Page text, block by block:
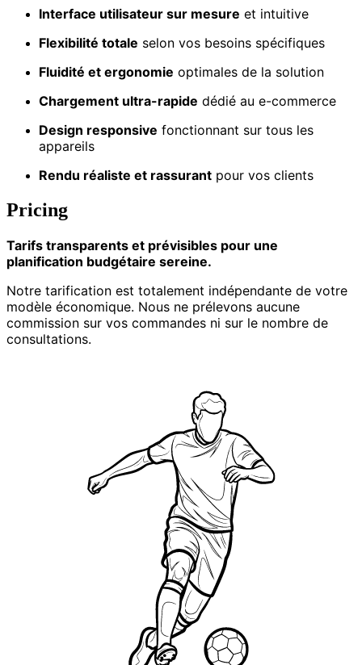
Interface utilisateur sur mesure et intuitive
Flexibilité totale selon vos besoins spécifiques
Fluidité et ergonomie optimales de la solution
Chargement ultra-rapide dédié au e-commerce
Design responsive fonctionnant sur tous les
appareils
Rendu réaliste et rassurant pour vos clients
Pricing
Tarifs transparents et prévisibles pour une
planification budgétaire sereine.
Notre tarification est totalement indépendante de votre
modèle économique. Nous ne prélevons aucune
commission sur vos commandes ni sur le nombre de
consultations.